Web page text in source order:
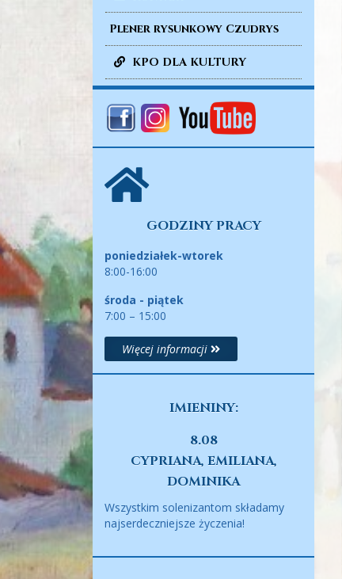
Plener rysunkowy Czudrys
KPO DLA KULTURY
GODZINY PRACY
poniedziałek-wtorek
8:00-16:00
środa - piątek
7:00 – 15:00
Więcej informacji
IMIENINY:
8.08
CYPRIANA, EMILIANA,
DOMINIKA
Wszystkim solenizantom składamy
najserdeczniejsze życzenia!